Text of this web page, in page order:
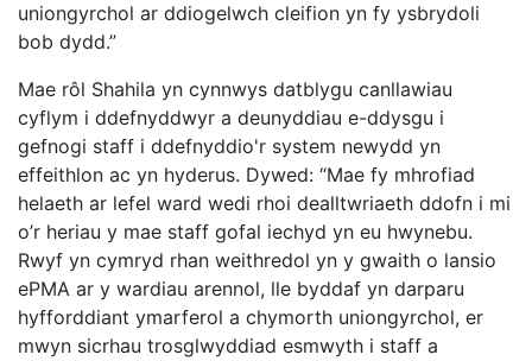
uniongyrchol ar ddiogelwch cleifion yn fy ysbrydoli
bob dydd.”
Mae rôl Shahila yn cynnwys datblygu canllawiau
cyflym i ddefnyddwyr a deunyddiau e-ddysgu i
gefnogi staff i ddefnyddio'r system newydd yn
effeithlon ac yn hyderus. Dywed: “Mae fy mhrofiad
helaeth ar lefel ward wedi rhoi dealltwriaeth ddofn i mi
o’r heriau y mae staff gofal iechyd yn eu hwynebu.
Rwyf yn cymryd rhan weithredol yn y gwaith o lansio
ePMA ar y wardiau arennol, lle byddaf yn darparu
hyfforddiant ymarferol a chymorth uniongyrchol, er
mwyn sicrhau trosglwyddiad esmwyth i staff a